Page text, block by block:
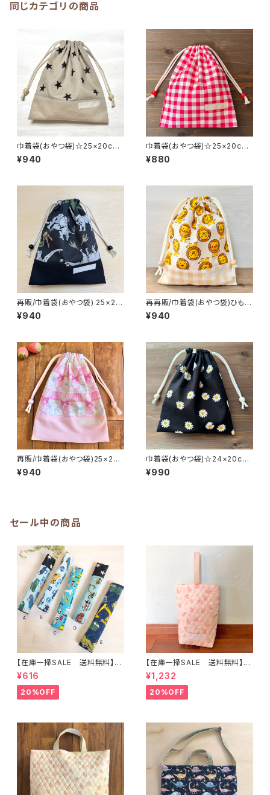
同じカテゴリの商品
巾着袋(おやつ袋)☆25×20cm
ベージュ【シンプルスター柄】 ★
KB.｜通園通学用のかわいい巾
¥940
巾着袋(おやつ袋)☆25×20cm
【チェック柄】 ★KB.25262738
39 女の子 シンプル｜通園通
¥880
再販/巾着袋(おやつ袋) 25×20
cmブラック【リアルダイナソー】
★KY.19202122｜通園通学用
¥940
再再販/巾着袋(おやつ袋)ひも2
本タイプ☆25×20cm 【ライオン
柄】 ★KY.781112｜通園通学用
¥940
再販/巾着袋(おやつ袋)25×20c
mピンク【カーテンキャット】★K
Y.1415 猫 ネコ 女の子 給
¥940
巾着袋(おやつ袋)☆24×20cm
裏地付き【デイジー柄】 ★KB.
女の子 花柄 シンプル 大人
¥990
セール中の商品
【在庫一掃SALE 送料無料】も
こもこ水筒肩ひもカバー【はたら
く】 ★KS.10111314151617181
9 車 男の子 飛行機 くる
ま ｜通園通学用のかわいい巾
¥616
20%OFF
【在庫一掃SALE 送料無料】再
販/上靴入れ☆27×22マチ6cm
☆【ピーチ柄】 ★US.49 上履き
袋 上靴袋 桃 キルティング 裏
地付き ｜通園通学用のかわい
¥1,232
20%OFF